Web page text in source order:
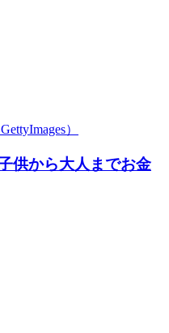
供から大人までお金